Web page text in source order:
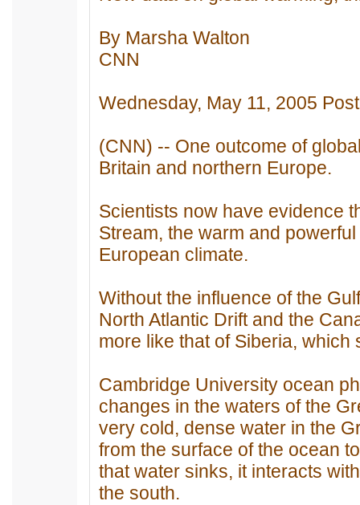
By Marsha Walton
CNN
Wednesday, May 11, 2005
(CNN) -- One outcome of
Britain and northern Europe.
Scientists now have evidence
Stream, the warm and
European climate.
Without the influence of the
North Atlantic Drift and the
more like that of Siberia, which
Cambridge University ocean
changes in the waters of the
very cold, dense water in the
from the surface of the ocean
that water sinks, it interacts
the south.